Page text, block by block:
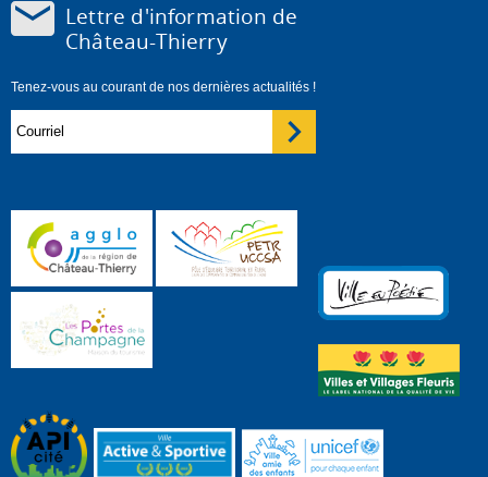
Lettre d'information de
Château-Thierry
Tenez-vous au courant de nos dernières actualités !